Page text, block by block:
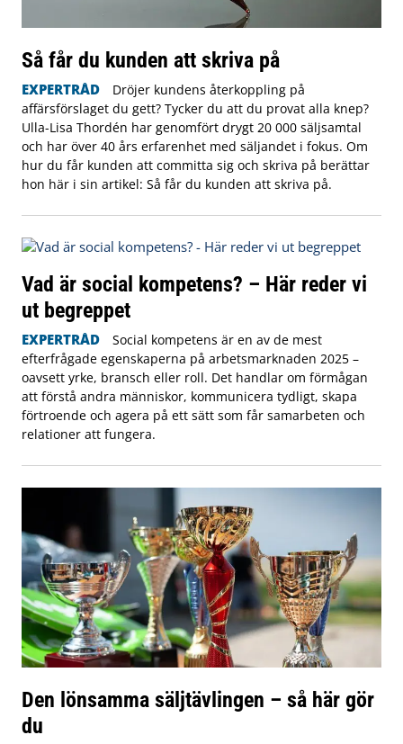
Så får du kunden att skriva på
EXPERTRÅD
Dröjer kundens återkoppling på
affärsförslaget du gett? Tycker du att du provat alla knep?
Ulla-Lisa Thordén har genomfört drygt 20 000 säljsamtal
och har över 40 års erfarenhet med säljandet i fokus. Om
hur du får kunden att committa sig och skriva på berättar
hon här i sin artikel: Så får du kunden att skriva på.
Vad är social kompetens? – Här reder vi
ut begreppet
EXPERTRÅD
Social kompetens är en av de mest
efterfrågade egenskaperna på arbetsmarknaden 2025 –
oavsett yrke, bransch eller roll. Det handlar om förmågan
att förstå andra människor, kommunicera tydligt, skapa
förtroende och agera på ett sätt som får samarbeten och
relationer att fungera.
Den lönsamma säljtävlingen – så här gör
du